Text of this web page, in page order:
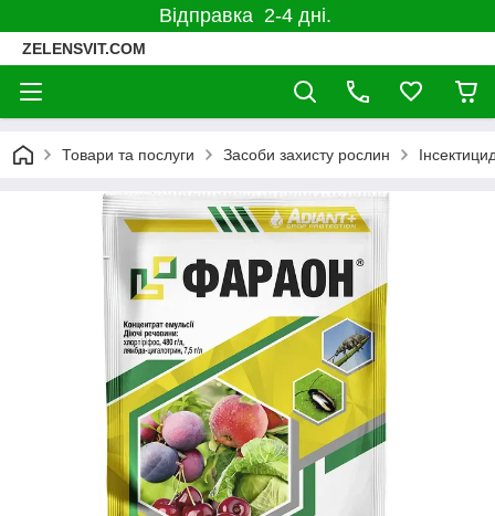
Відправка 2-4 дні.
ZELENSVIT.COM
Товари та послуги Засоби захисту рослин